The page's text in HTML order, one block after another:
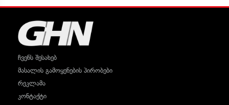
ჩვენს შესახებ
მასალის გამოყენების პირობები
რეკლამა
კონტაქტი